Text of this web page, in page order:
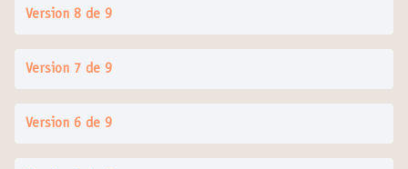
Version 8 de 9
Version 7 de 9
Version 6 de 9